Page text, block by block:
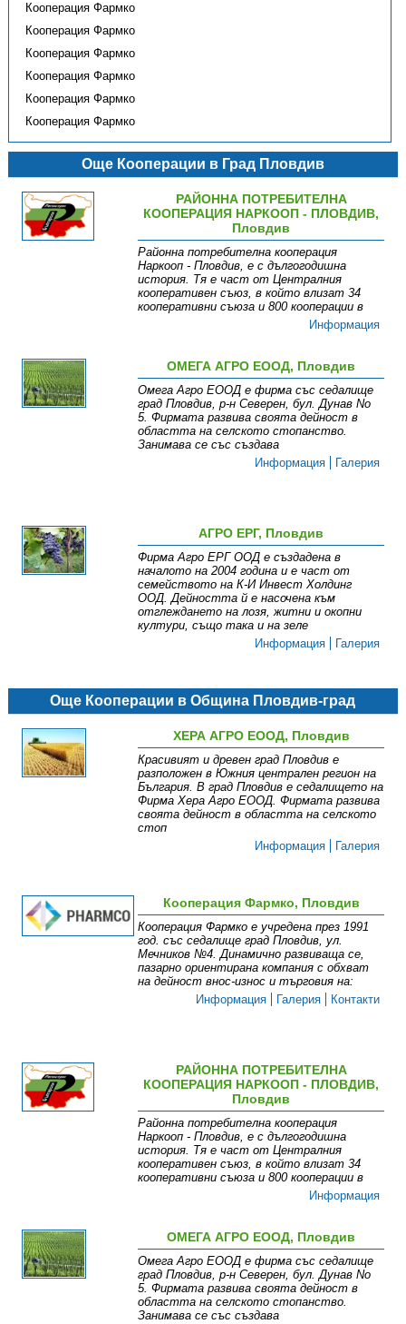
Кооперация Фармко
Кооперация Фармко
Кооперация Фармко
Кооперация Фармко
Кооперация Фармко
Кооперация Фармко
Още Кооперации в Град Пловдив
РАЙОННА ПОТРЕБИТЕЛНА
КООПЕРАЦИЯ НАРКООП - ПЛОВДИВ,
Пловдив
Районна потребителна кооперация
Наркооп - Пловдив, е с дългогодишна
история. Тя е част от Централния
кооперативен съюз, в който влизат 34
кооперативни съюза и 800 кооперации в
Информация
ОМЕГА АГРО ЕООД, Пловдив
Омега Агро ЕООД е фирма със седалище
град Пловдив, р-н Северен, бул. Дунав No
5. Фирмата развива своята дейност в
областта на селското стопанство.
Занимава се със създава
Информация
Галерия
АГРО ЕРГ, Пловдив
Фирма Агро ЕРГ ООД е създадена в
началото на 2004 година и е част от
семейството на К-И Инвест Холдинг
ООД. Дейността й е насочена към
отглеждането на лозя, житни и окопни
култури, също така и на зеле
Информация
Галерия
Още Кооперации в Община Пловдив-град
ХЕРА АГРО ЕООД, Пловдив
Красивият и древен град Пловдив е
разположен в Южния централен регион на
България. В град Пловдив е седалището на
Фирма Хера Агро ЕООД. Фирмата развива
своята дейност в областта на селското
стоп
Информация
Галерия
Кооперация Фармко, Пловдив
Кооперация Фармко е учредена през 1991
год. със седалище град Пловдив, ул.
Мечников №4. Динамично развиваща се,
пазарно ориентирана компания с обхват
на дейност внос-износ и търговия на:
Информация
Галерия Контакти
РАЙОННА ПОТРЕБИТЕЛНА
КООПЕРАЦИЯ НАРКООП - ПЛОВДИВ,
Пловдив
Районна потребителна кооперация
Наркооп - Пловдив, е с дългогодишна
история. Тя е част от Централния
кооперативен съюз, в който влизат 34
кооперативни съюза и 800 кооперации в
Информация
ОМЕГА АГРО ЕООД, Пловдив
Омега Агро ЕООД е фирма със седалище
град Пловдив, р-н Северен, бул. Дунав No
5. Фирмата развива своята дейност в
областта на селското стопанство.
Занимава се със създава